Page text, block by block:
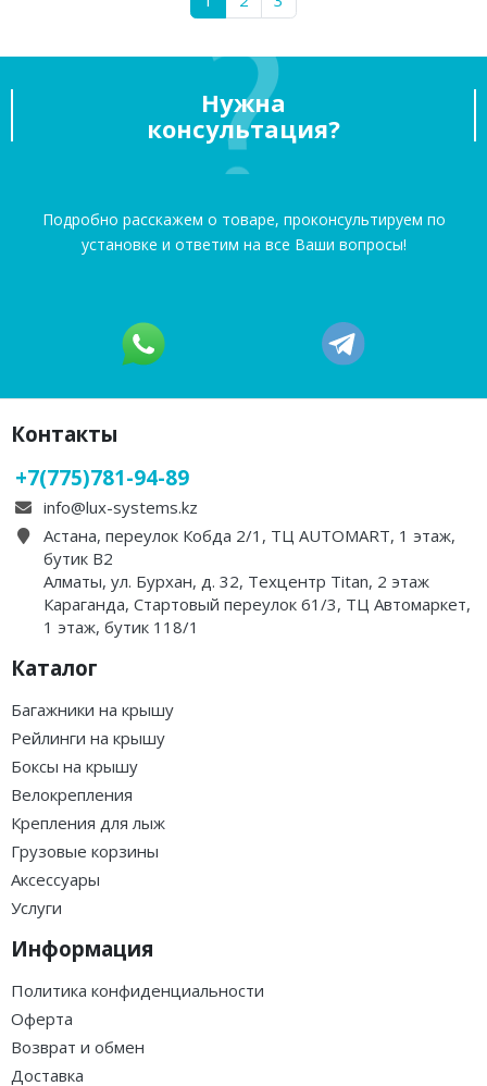
Загружаем варианты
В корзину
·
Загружаем варианты
В корзину
······
LUX IRBIS 206 - бокс на
крышу серый матовый
470л
Загружаем варианты
262 000 ₸
В корзину
······
LUX IRBIS 206 - бокс на
······
LUX TAVR 175 - бокс на